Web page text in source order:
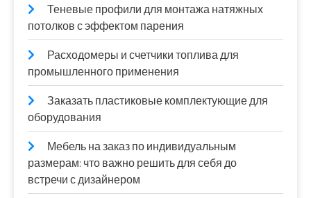
Теневые профили для монтажа натяжных
потолков с эффектом парения
Расходомеры и счетчики топлива для
промышленного применения
Заказать пластиковые комплектующие для
оборудования
Мебель на заказ по индивидуальным
размерам: что важно решить для себя до
встречи с дизайнером